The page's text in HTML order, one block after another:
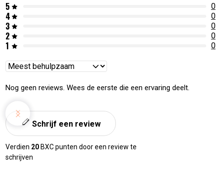
5 0
4 0
3 0
2 0
1 0
Reviews
Nog geen reviews. Wees de eerste die een ervaring deelt.
Schrijf een review
Verdien 20 BXC punten door een review te
schrijven